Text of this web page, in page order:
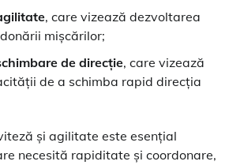
, care vizează dezvoltarea
mișcărilor;
de direcție, care vizează
de a schimba rapid direcția
și agilitate este esențial
necesită rapiditate și coordonare,